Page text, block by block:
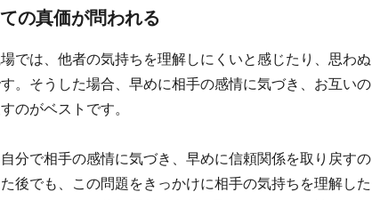
の真価が問われる
では、他者の気持ちを理解しにくいと感じたり、思わぬ
。そうした場合、早めに相手の感情に気づき、お互いの
のがベストです。
分で相手の感情に気づき、早めに信頼関係を取り戻すの
後でも、この問題をきっかけに相手の気持ちを理解した